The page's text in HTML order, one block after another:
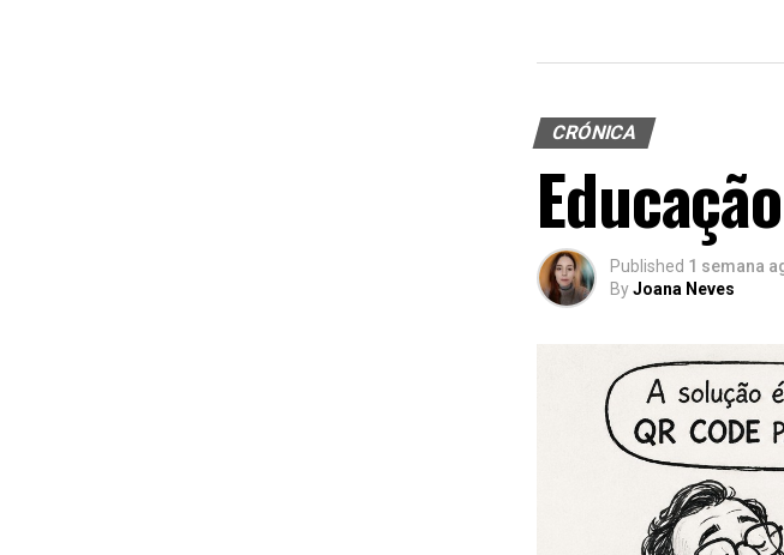
CRÓNICA
Published 1 semana
ByJoana Neves